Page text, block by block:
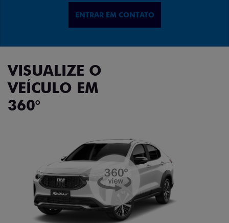
ENTRAR EM CONTATO
VISUALIZE O
VEÍCULO EM
360°